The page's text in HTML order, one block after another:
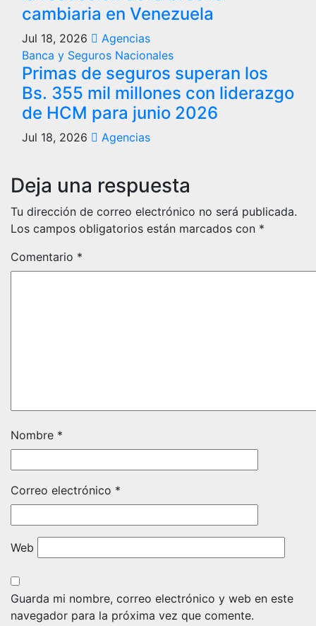
cambiaria en Venezuela
Jul 18, 2026
Agencias
Banca y Seguros Nacionales
Primas de seguros superan los
Bs. 355 mil millones con liderazgo
de HCM para junio 2026
Jul 18, 2026 Agencias
Deja una respuesta
Tu dirección de correo electrónico no será publicada.
Los campos obligatorios están marcados con *
Comentario *
Nombre *
Correo electrónico *
Web
Guarda mi nombre, correo electrónico y web en este
navegador para la próxima vez que comente.